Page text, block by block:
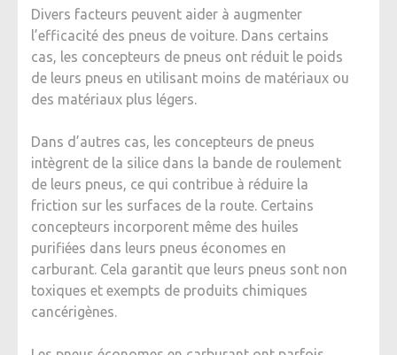
Divers facteurs peuvent aider à augmenter
l’efficacité des pneus de voiture. Dans certains
cas, les concepteurs de pneus ont réduit le poids
de leurs pneus en utilisant moins de matériaux ou
des matériaux plus légers.
Dans d’autres cas, les concepteurs de pneus
intègrent de la silice dans la bande de roulement
de leurs pneus, ce qui contribue à réduire la
friction sur les surfaces de la route. Certains
concepteurs incorporent même des huiles
purifiées dans leurs pneus économes en
carburant. Cela garantit que leurs pneus sont non
toxiques et exempts de produits chimiques
cancérigènes.